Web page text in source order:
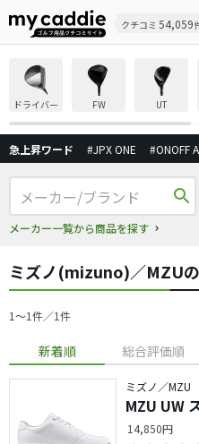
クチコミ 54,059
ドライバー FW UT
急上昇ワード #JPX ONE #ONOFF
search
メーカー一覧から商品を探す
ミズノ(mizuno)／MZU
1〜1件／1件
新着順 総合評価順
ミズノ／MZU
MZU UW
14,850円